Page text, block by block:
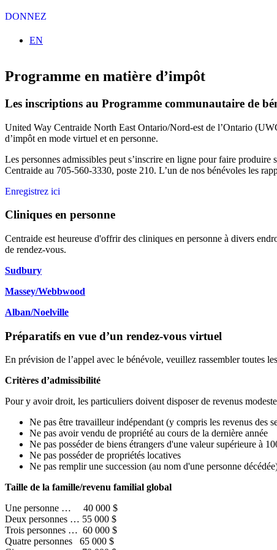
DONNEZ
Sélectionnez votre langue
EN
Programme en matière d’impôt
Les inscriptions au Programme communautaire de
United Way Centraide North East Ontario/Nord-est de l’Ontario
d’impôt en mode virtuel et en personne.
Les personnes admissibles peut s’inscrire en ligne pourfaire produire
Centraide au 705-560-3330, poste 210. L’un de nos bénévoles les
Enregistrez ici
Cliniques en personne
Centraide est heureuse d'offrir des cliniques en personne à divers
de rendez-vous.
Sudbury
Massey/Webbwood
Alban/Noelville
Préparatifs en vue d’un rendez-vous virtuel
En prévision de l’appel avec le bénévole, veuillez rassembler toutes
Critères d’admissibilité
Pour y avoir droit, les particuliers doivent disposer de revenus
Ne pas être travailleur indépendant (y compris les revenus des
Ne pas avoir vendu de propriété au cours de la dernière année
Ne pas posséder de biens étrangers d'une valeur supérieure à
Ne pas posséder de propriétés locatives
Ne pas remplir une succession (au nom d'une personne
Taille de la famille/revenu familial global
Une personne … 40 000 $
Deux personnes … 55 000 $
Trois personnes … 60 000 $
Quatre personnes 65 000 $